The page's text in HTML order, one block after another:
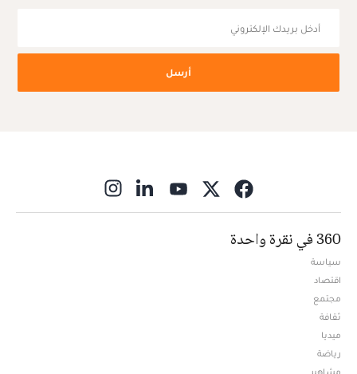
أرسل
360 في نقرة واحدة
سياسة
اقتصاد
مجتمع
ثقافة
ميديا
رياضة
مشاهير